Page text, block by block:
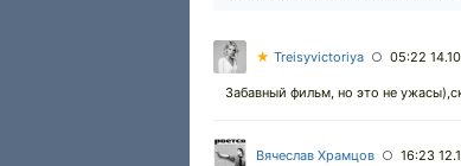
★ Treisyvictoriya ○ 05:22
Забавный фильм, но это не
Вячеслав Храмцов ○ 16:23